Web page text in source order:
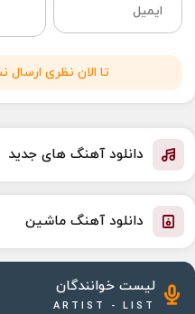
تا الان نظری ارسال
دانلود آهنگ های جدید
دانلود آهنگ ماشین
لیست خوانندگان
ARTIST - LIST